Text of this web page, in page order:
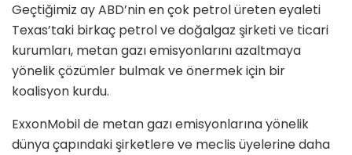
Geçtiğimiz ay ABD’nin en çok petrol üreten eyaleti
Texas’taki birkaç petrol ve doğalgaz şirketi ve ticari
kurumları, metan gazı emisyonlarını azaltmaya
yönelik çözümler bulmak ve önermek için bir
koalisyon kurdu.
ExxonMobil de metan gazı emisyonlarına yönelik
dünya çapındaki şirketlere ve meclis üyelerine daha